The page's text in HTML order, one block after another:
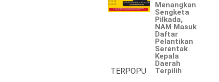
Menangkan
Sengketa
Pilkada,
NAM Masuk
Daftar
Pelantikan
Serentak
Kepala
Daerah
Terpilih
TERPOPU